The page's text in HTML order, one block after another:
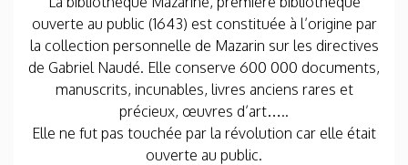
ouverte au public (1643) est constituée à l’origine par
la collection personnelle de Mazarin sur les directives
de Gabriel Naudé. Elle conserve 600 000 documents,
manuscrits, incunables, livres anciens rares et
précieux, œuvres d’art…..
Elle ne fut pas touchée par la révolution car elle était
ouverte au public.